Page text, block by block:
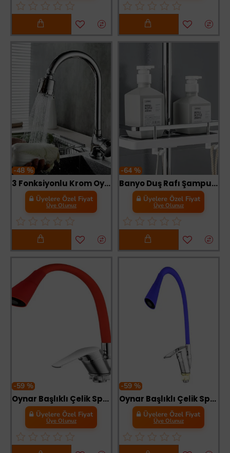
-48 %
3 Fonksiyonlu Krom Oynar Musluk Başlığı
Üyelere Özel Fiyat
Üye Olunuz
-64 %
Banyo Duş Rafı Şampuanlık Sabunluk Organizer
Üyelere Özel Fiyat
Üye Olunuz
-59 %
Oynar Başlıklı Çelik Spiral Üzeri Silikon Kaplama Musluk Başlığı Kobra Fonksiyonlu Musluk - Kırmızı
Üyelere Özel Fiyat
Üye Olunuz
-59 %
Oynar Başlıklı Çelik Spiral Üzeri Silikon Kaplama Musluk Başlığı Kobra Fonksiyonlu Musluk - Mavi
Üyelere Özel Fiyat
Üye Olunuz